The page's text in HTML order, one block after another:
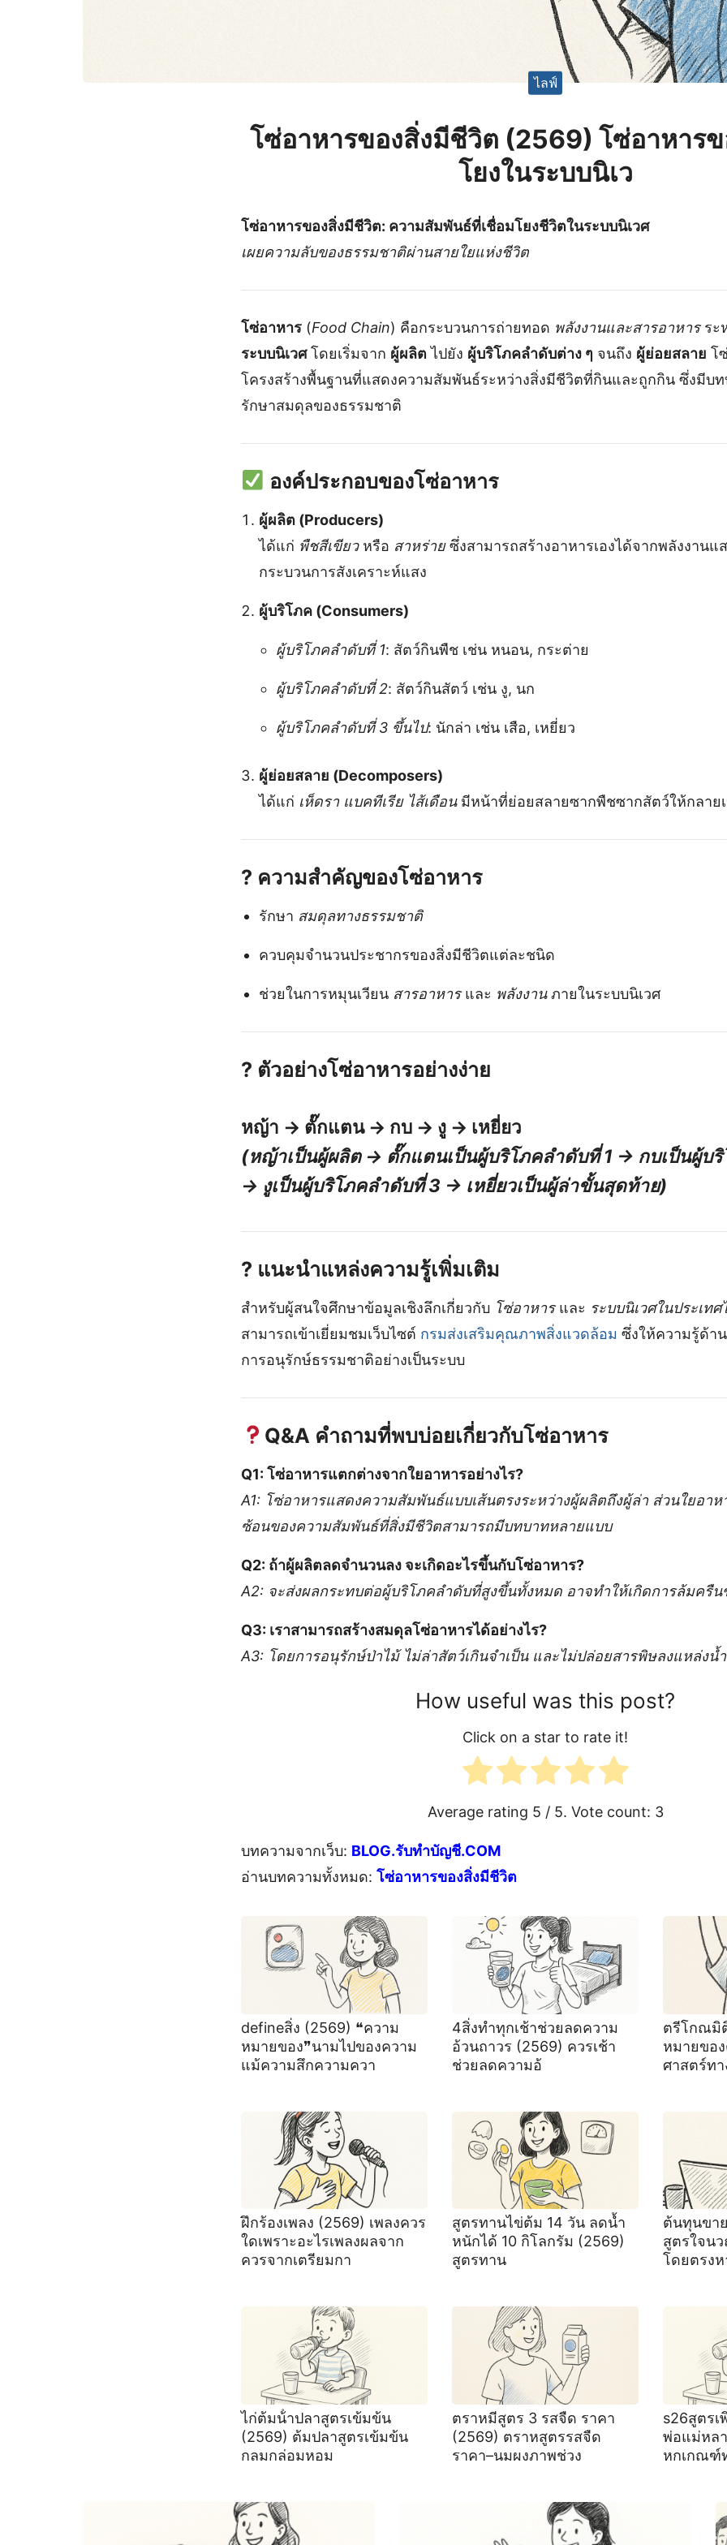
ไลฟ์
โซ่อาหารของสิ่งมีชีวิต (2569) โซ่อาหารข
โยงในระบบนิเว
โซ่อาหารของสิ่งมีชีวิต: ความสัมพันธ์ที่เชื่อมโยงชีวิตในระบบนิเวศ
เผยความลับของธรรมชาติผ่านสายใยแห่งชีวิต
โซ่อาหาร (Food Chain) คือกระบวนการถ่ายทอด พลังงานและสารอาหารระ
ระบบนิเวศโดยเริ่มจาก ผู้ผลิตไปยัง ผู้บริโภคลำดับต่าง ๆ จนถึง ผู้ย่อยสลาย โ
โครงสร้างพื้นฐานที่แสดงความสัมพันธ์ระหว่างสิ่งมีชีวิตที่กินและถูกกิน ซึ่งมีบ
รักษาสมดุลของธรรมชาติ
องค์ประกอบของโซ่อาหาร
ผู้ผลิต (Producers)
ได้แก่ พืชสีเขียวหรือ สาหร่ายซึ่งสามารถสร้างอาหารเองได้จากพลังงานแ
กระบวนการสังเคราะห์แสง
ผู้บริโภค (Consumers)
ผู้บริโภคลำดับที่ 1: สัตว์กินพืช เช่น หนอน, กระต่าย
ผู้บริโภคลำดับที่ 2: สัตว์กินสัตว์ เช่น งู, นก
ผู้บริโภคลำดับที่ 3 ขึ้นไป: นักล่า เช่น เสือ, เหยี่ยว
ผู้ย่อยสลาย (Decomposers)
ได้แก่ เห็ดรา แบคทีเรีย ไส้เดือนมีหน้าที่ย่อยสลายซากพืชซากสัตว์ให้กลาย
? ความสำคัญของโซ่อาหาร
รักษา สมดุลทางธรรมชาติ
ควบคุมจำนวนประชากรของสิ่งมีชีวิตแต่ละชนิด
ช่วยในการหมุนเวียน สารอาหารและ พลังงานภายในระบบนิเวศ
? ตัวอย่างโซ่อาหารอย่างง่าย
หญ้า → ตั๊กแตน → กบ → งู → เหยี่ยว
(หญ้าเป็นผู้ผลิต → ตั๊กแตนเป็นผู้บริโภคลำดับที่ 1 → กบเป็นผู้บ
→ งูเป็นผู้บริโภคลำดับที่ 3 → เหยี่ยวเป็นผู้ล่าขั้นสุดท้าย)
? แนะนำแหล่งความรู้เพิ่มเติม
สำหรับผู้สนใจศึกษาข้อมูลเชิงลึกเกี่ยวกับ โซ่อาหารและ ระบบนิเวศในประเทศ
สามารถเข้าเยี่ยมชมเว็บไซต์ กรมส่งเสริมคุณภาพสิ่งแวดล้อม ซึ่งให้ความรู้ด้า
การอนุรักษ์ธรรมชาติอย่างเป็นระบบ
Q&A คำถามที่พบบ่อยเกี่ยวกับโซ่อาหาร
Q1: โซ่อาหารแตกต่างจากใยอาหารอย่างไร?
A1: โซ่อาหารแสดงความสัมพันธ์แบบเส้นตรงระหว่างผู้ผลิตถึงผู้ล่า ส่วนใยอา
ซ้อนของความสัมพันธ์ที่สิ่งมีชีวิตสามารถมีบทบาทหลายแบบ
Q2: ถ้าผู้ผลิตลดจำนวนลง จะเกิดอะไรขึ้นกับโซ่อาหาร?
A2: จะส่งผลกระทบต่อผู้บริโภคลำดับที่สูงขึ้นทั้งหมด อาจทำให้เกิดการล้มครืน
Q3: เราสามารถสร้างสมดุลโซ่อาหารได้อย่างไร?
A3: โดยการอนุรักษ์ป่าไม้ ไม่ล่าสัตว์เกินจำเป็น และไม่ปล่อยสารพิษลงแหล่งน้ำ
How useful was this post?
Click on a star to rate it!
Average rating 5 / 5. Vote count: 3
บทความจากเว็บ: BLOG.รับทำบัญชี.COM
อ่านบทความทั้งหมด: โซ่อาหารของสิ่งมีชีวิต
defineสิ่ง (2569) ❝ความ
หมายของ❞นามไปของความ
แม้ความสึกความควา
4สิ่งทําทุกเช้าช่วยลดความ
อ้วนถาวร (2569) ควรเช้า
ช่วยลดความอ้
ตรีโกณมิ
หมายขอ
ศาสตร์ท
ฝึกร้องเพลง (2569) เพลงควร
ใดเพราะอะไรเพลงผลจาก
ควรจากเตรียมกา
สูตรทานไข่ต้ม 14 วัน ลดน้ำ
หนักได้ 10 กิโลกรัม (2569)
สูตรทาน
ต้นทุนขา
สูตรใจน
โดยตรง
ไก่ต้มน้ําปลาสูตรเข้มข้น
(2569) ต้มปลาสูตรเข้มข้น
กลมกล่อมหอม
ตราหมีสูตร 3 รสจืด ราคา
(2569) ตราหสูตรรสจืด
ราคา–นมผงภาพช่วง
s26สูตร
พ่อแม่หล
หกเกณฑ์